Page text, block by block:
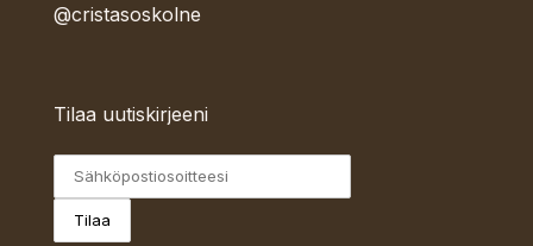
@cristasoskolne
Tilaa uutiskirjeeni